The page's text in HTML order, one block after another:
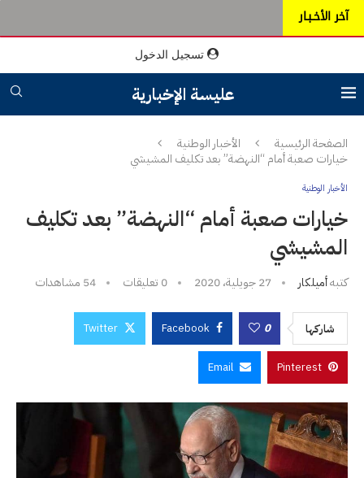
آخر الأخـبـار
تسجيل الدخول
عليسة الإخبارية
الصفحة الرئيسية
الأخبار الوطنية
خيارات صعبة أمام “النهضة” بعد تكليف المشيشي
الأخبار الوطنية
خيارات صعبة أمام “النهضة” بعد تكليف
المشيشي
كتبهأميلكار 27 جويلية، 2020 0 تعليقات 54 مشاهدات
شاركها 0
Facebook
Twitter
Pinterest
Email